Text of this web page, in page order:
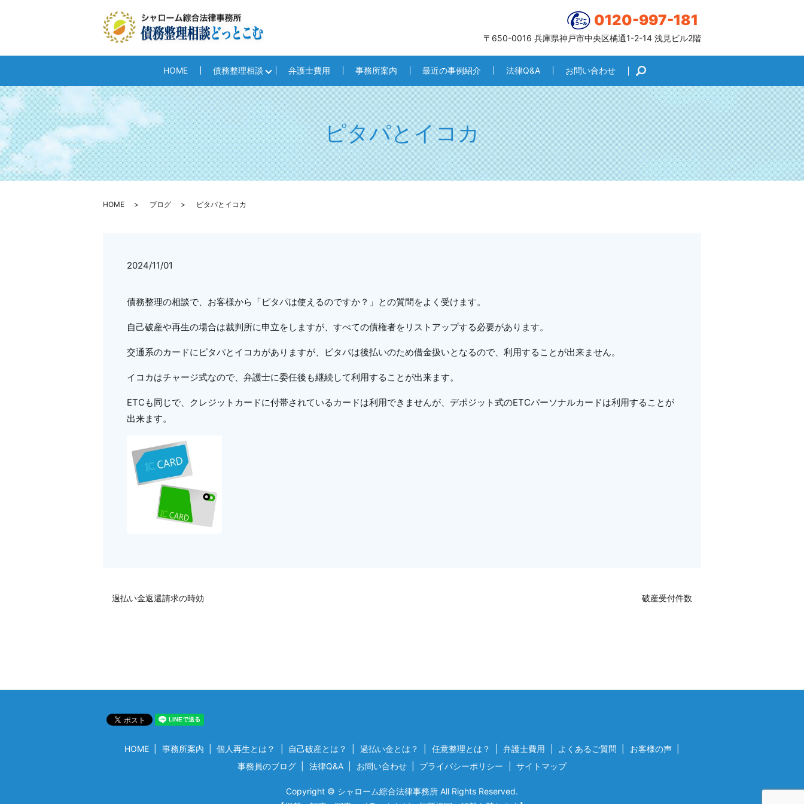
0120-997-181
〒650-0016 兵庫県神戸市中央区橘通1-2-14 浅見ビル2階
HOME 債務整理相談 弁護士費用 事務所案内 最近の事例紹介 法律Q&A お問い合わせ search
ピタパとイコカ
HOME ブログ ピタパとイコカ
2024/11/01
債務整理の相談で、お客様から「ピタパは使えるのですか？」との質問をよく受けます。
自己破産や再生の場合は裁判所に申立をしますが、すべての債権者をリストアップする必要があります。
交通系のカードにピタパとイコカがありますが、ピタパは後払いのため借金扱いとなるので、利用することが出来ません。
イコカはチャージ式なので、弁護士に委任後も継続して利用することが出来ます。
ETCも同じで、クレジットカードに付帯されているカードは利用できませんが、デポジット式のETCパーソナルカードは利用することが
出来ます。
過払い金返還請求の時効 破産受付件数
HOME 事務所案内 個人再生とは？ 自己破産とは？ 過払い金とは？ 任意整理とは？ 弁護士費用 よくあるご質問
お客様の声
事務員のブログ
法律Q&A お問い合わせ プライバシーポリシー サイトマップ
Copyright © シャローム綜合法律事務所 All Rights Reserved.